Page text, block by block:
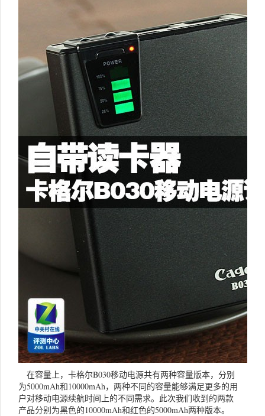
在容量上，卡格尔B030移动电源共有两种容量版本，分别
为5000mAh和10000mAh，两种不同的容量能够满足更多的用
户对移动电源续航时间上的不同需求。此次我们收到的两款
产品分别为黑色的10000mAh和红色的5000mAh两种版本。